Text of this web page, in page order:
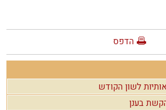
הדפס
לשון הקודש
בענן